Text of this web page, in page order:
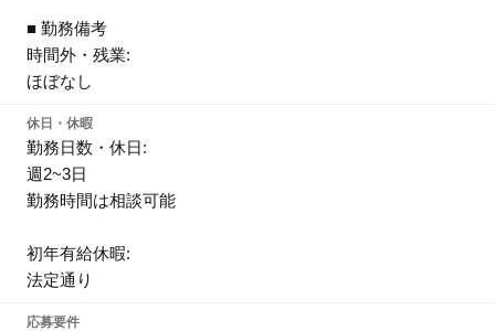
■ 勤務備考
時間外・残業:
ほぼなし
休日・休暇
勤務日数・休日:
週2~3日
勤務時間は相談可能
初年有給休暇:
法定通り
応募要件